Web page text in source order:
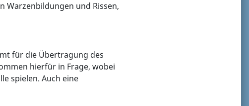
Warzenbildungen und Rissen,
für die Übertragung des
hierfür in Frage, wobei
spielen. Auch eine